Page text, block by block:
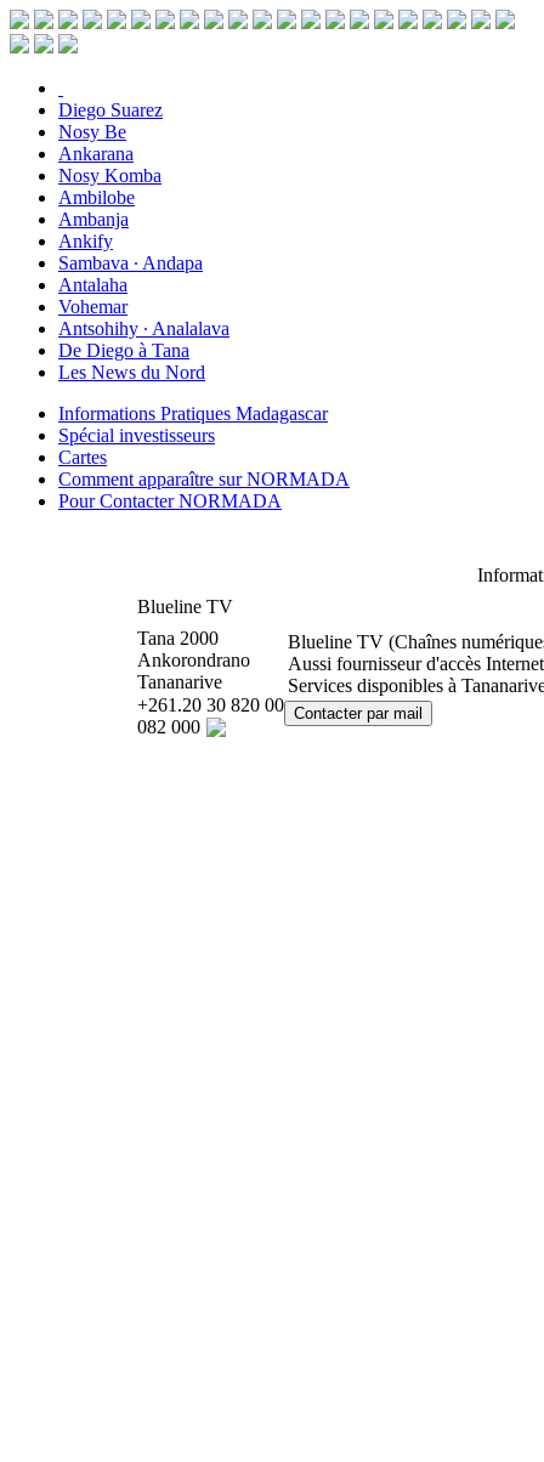
Diego Suarez
Nosy Be
Ankarana
Nosy Komba
Ambilobe
Ambanja
Ankify
Sambava ∙ Andapa
Antalaha
Vohemar
Antsohihy ∙ Analalava
De Diego à Tana
Les News du Nord
Informations Pratiques Madagascar
Spécial investisseurs
Cartes
Comment apparaître sur NORMADA
Pour Contacter NORMADA
Blueline TV
Tana 2000
Ankorondrano
Tananarive
+261.20 30 820 00
082 000
Blueline TV (Chaînes
Aussi fournisseur d'accès
Services disponibles à